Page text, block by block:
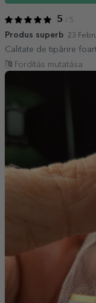
5 / 5
Produs superb 23
Calitate de tipărire
Fordítás mutatása